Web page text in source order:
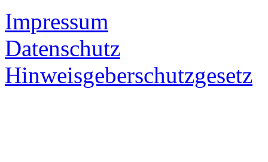
Impressum
Datenschutz
Hinweisgeberschutzgesetz